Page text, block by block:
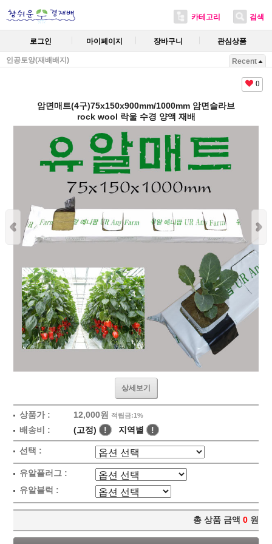
카테고리 검색
로그인 마이페이지 장바구니 관심상품
인공토양(재배배지) Recent
0
암면매트(4구)75x150x900mm/1000mm 암면슬라브
rock wool 락울 수경 양액 재배
상세보기
상품가 : 12,000원 적립금:1%
배송비 : (고정) ! 지역별 !
선택 :
유알플러그 :
유알블럭 :
총 상품 금액 0 원